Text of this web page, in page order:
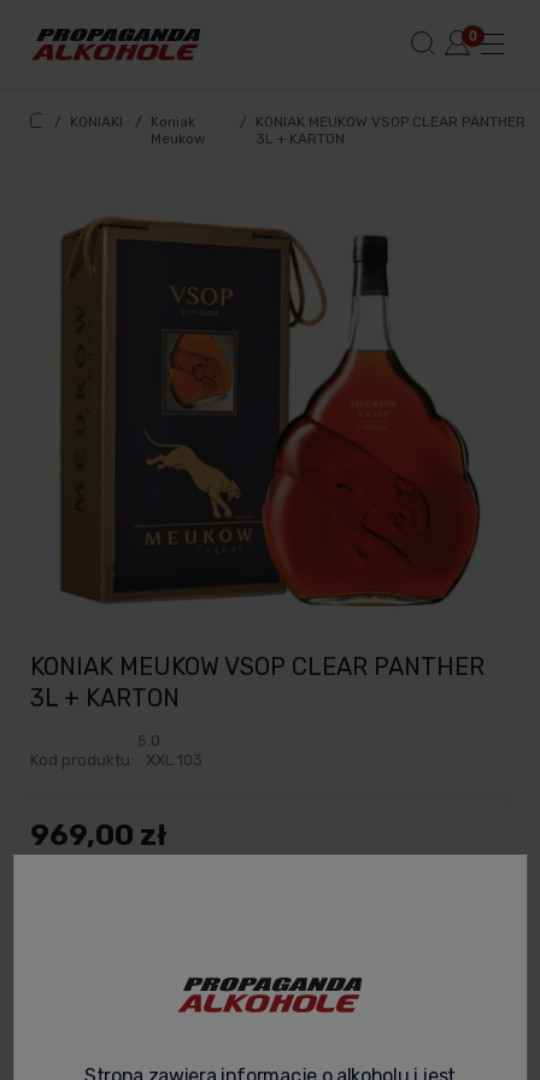
/ KONIAKI /
Koniak
Meukow
/
KONIAK MEUKOW VSOP CLEAR PANTHER
3L + KARTON
KONIAK MEUKOW VSOP CLEAR PANTHER
3L + KARTON
5.0
Kod produktu:
XXL 103
969,00 zł